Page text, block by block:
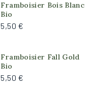
Framboisier Bois Blanc
Bio
5,50 €
Framboisier Fall Gold
Bio
5,50 €